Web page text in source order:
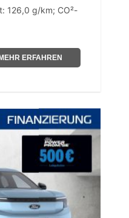
126,0 g/km; CO²-
ERFAHREN